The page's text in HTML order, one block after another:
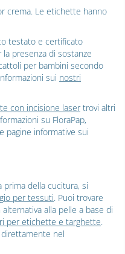
crema. Le etichette hanno
testato e certificato
presenza di sostanze
per bambini secondo
sui nostri
con incisione lasertrovi altri
su FloraPap,
pagine informative sui
prima della cucitura, si
per tessuti. Puoi trovare
alla pelle a base di
per etichette e targhette.
direttamente nel